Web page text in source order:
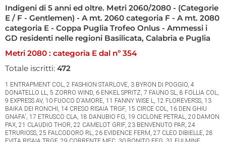
Indigeni di 5 anni ed oltre. Metri 2060/2080 - (Categorie
E / F - Gentlemen) - A mt. 2060 categoria F - A mt. 2080
categoria E - Coppa Puglia Trofeo Onlus - Ammessi i
GD residenti nelle regioni Basilicata, Calabria e Puglia
Metri 2080 : categoria E dal nº 354
Totale iscritti: 472
1 ENTRAPMENT COL, 2 FASHION STARLOVE, 3 BYRON DI POGGIO, 4
DONATELLO LL, 5 ZORRO WIND, 6 ENKEL SPRITZ, 7 FAUNO SL, 8 FOLLIA COL,
9 EXPRESS AV, 10 FUOCO D'AMORE, 11 FANNY WISE L, 12 FLOREVERSS, 13
BAIKA DEI RONCHI, 14 CRESO RISAIA TRGF, 15 CIRCE COL, 16 DEN GHIU
GNAFA', 17 ETRUSCO CLA, 18 DANUBIO FG, 19 CICLONE PETRAL, 20 DAMON
PAX, 21 CLAUDIO THOR, 22 CAMELOT GRIF, 23 BENVENUTO PAR, 24
ETRURIOSS, 25 FALCODORO RL, 26 EVIDENCE FERM, 27 CLEO DIBIELLE, 28